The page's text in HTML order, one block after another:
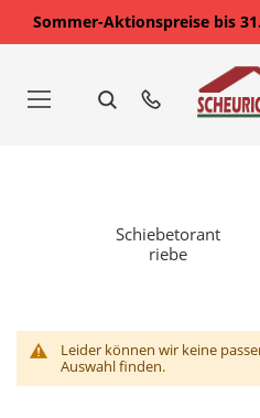
Sommer-Aktionspreise bis
springen
Schiebetorant
riebe
Leider können wir keine
Auswahl finden.